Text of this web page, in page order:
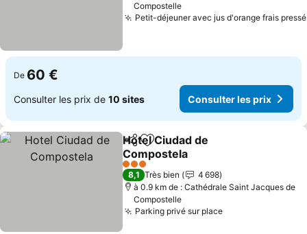
Compostelle
Petit-déjeuner avec jus d'orange frais pressé
De 60 €
Consulter les prix de 10 sites Consulter les prix
PartagerAjouter à mes favoris
Hotel Ciudad de
Compostela
3 Étoiles
8,1 Très bien
4 698
à 0.9 km de : Cathédrale Saint Jacques de
Compostelle
Parking privé sur place